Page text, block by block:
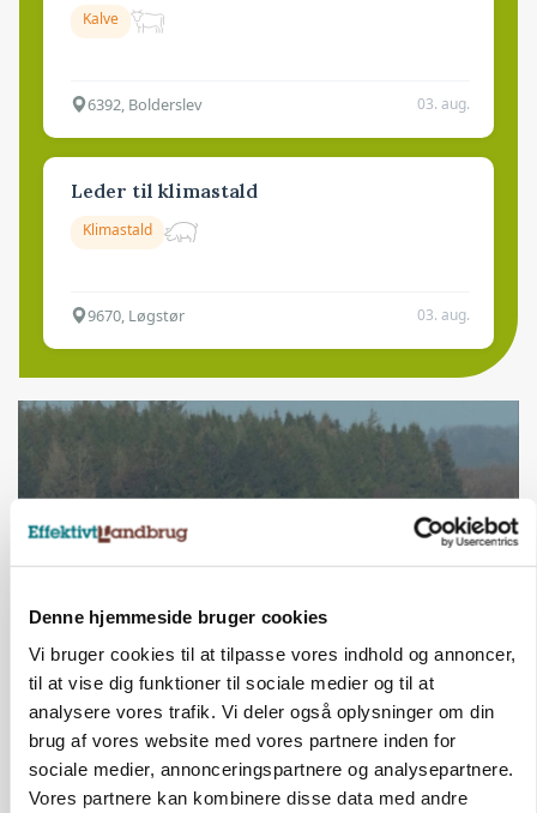
Denne hjemmeside bruger cookies
Vi bruger cookies til at tilpasse vores indhold og annoncer,
til at vise dig funktioner til sociale medier og til at
analysere vores trafik. Vi deler også oplysninger om din
brug af vores website med vores partnere inden for
sociale medier, annonceringspartnere og analysepartnere.
Vores partnere kan kombinere disse data med andre
Kalve
6392, Bolderslev 03. aug.
Leder til klimastald
Klimastald
9670, Løgstør 03. aug.
ULVE
Droner og AI kan afsløre ulvens jagtadfærd